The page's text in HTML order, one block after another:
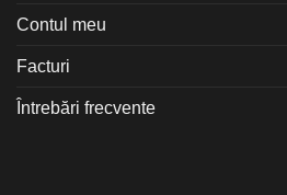
Contul meu
Facturi
Întrebări frecvente